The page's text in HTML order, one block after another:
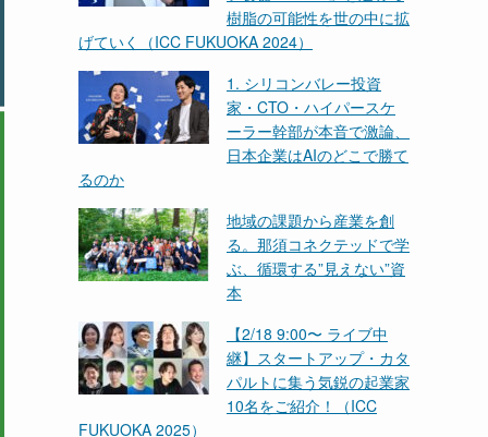
樹脂の可能性を世の中に拡
げていく（ICC FUKUOKA 2024）
1. シリコンバレー投資
家・CTO・ハイパースケ
ーラー幹部が本音で激論、
日本企業はAIのどこで勝て
るのか
地域の課題から産業を創
る。那須コネクテッドで学
ぶ、循環する”見えない”資
本
【2/18 9:00〜 ライブ中
継】スタートアップ・カタ
パルトに集う気鋭の起業家
10名をご紹介！（ICC
FUKUOKA 2025）